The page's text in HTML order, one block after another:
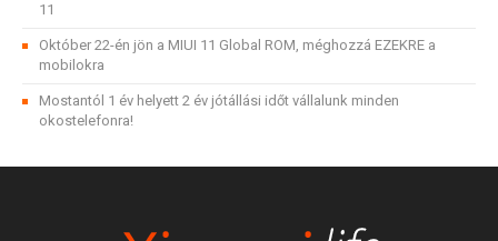
11
Október 22-én jön a MIUI 11 Global ROM, méghozzá EZEKRE a
mobilokra
Mostantól 1 év helyett 2 év jótállási időt vállalunk minden
okostelefonra!